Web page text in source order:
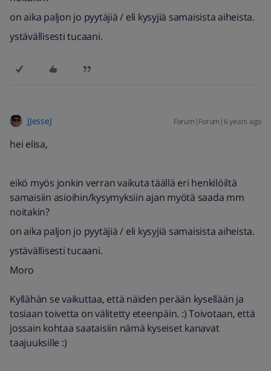
on aika paljon jo pyytäjiä / eli kysyjiä samaisista aiheista.
ystävällisesti tucaani.
JJesseJ Forum|Forum|6 years ago
hei elisa,
eikö myös jonkin verran vaikuta täällä eri henkilöiltä
samaisiin asioihin/kysymyksiin ajan myötä saada mm
noitakin?
on aika paljon jo pyytäjiä / eli kysyjiä samaisista aiheista.
ystävällisesti tucaani.
Moro
Kyllähän se vaikuttaa, että näiden perään kysellään ja
tosiaan toivetta on välitetty eteenpäin. :) Toivotaan, että
jossain kohtaa saataisiin nämä kyseiset kanavat
taajuuksille :)